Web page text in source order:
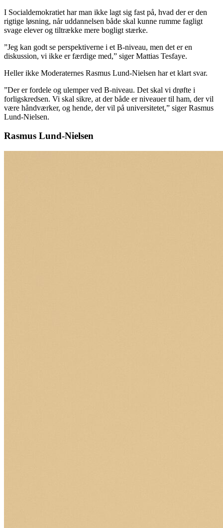
I Socialdemokratiet har man ikke lagt sig fast på, hvad der er den
rigtige løsning, når uddannelsen både skal kunne rumme fagligt
svage elever og tiltrække mere bogligt stærke.
”Jeg kan godt se perspektiverne i et B-niveau, men det er en
diskussion, vi ikke er færdige med,” siger Mattias Tesfaye.
Heller ikke Moderaternes Rasmus Lund-Nielsen har et klart svar.
”Der er fordele og ulemper ved B-niveau. Det skal vi drøfte i
forligskredsen. Vi skal sikre, at der både er niveauer til ham, der vil
være håndværker, og hende, der vil på universitetet,” siger Rasmus
Lund-Nielsen.
Rasmus Lund-Nielsen